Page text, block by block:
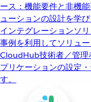
ース：機能要件と非機
ューションの設計を学び
インテグレーションソ
事例を利用してソリュ
CloudHub技術者／管
プリケーションの設定
す。